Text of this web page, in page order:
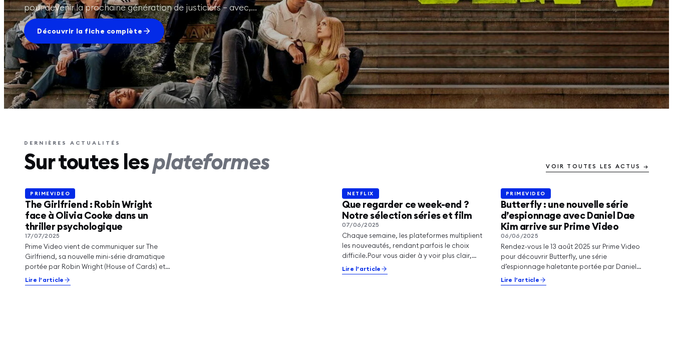
pour devenir la prochaine génération de justiciers — avec,…
Découvrir la fiche complète
DERNIÈRES ACTUALITÉS
Sur toutes lesplateformes VOIR TOUTES LES ACTUS →
PRIMEVIDEO
PRIMEVIDEO
The Girlfriend : Robin Wright
face à Olivia Cooke dans un
thriller psychologique
17/07/2025
Prime Video vient de communiquer sur The
Girlfriend, sa nouvelle mini-série dramatique
portée par Robin Wright (House of Cards) et
Olivia…
Lire l’article
Costiera sur Prime Video
Lire l’article
NETFLIX
NETFLIX
Que regarder ce week-end ?
Notre sélection séries et film
07/06/2025
Chaque semaine, les plateformes multiplient
les nouveautés, rendant parfois le choix
difficile.Pour vous aider à y voir plus clair,
voici…
Lire l’article
PRIMEVIDEO
PRIMEVIDEO
Butterfly : une nouvelle série
d’espionnage avec Daniel Dae
Kim arrive sur Prime Video
06/06/2025
Rendez-vous le 13 août 2025 sur Prime Video
pour découvrir Butterfly, une série
d’espionnage haletante portée par Daniel
Dae Kim (Hawai…
Lire l’article